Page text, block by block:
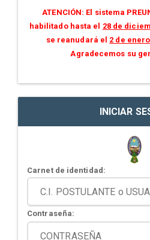
ATENCIÓN: El sistema
habilitado hasta el 28 de
se reanudará el 2 de
Agradecemos su
INICIAR
Carnet de identidad:
Contraseña: